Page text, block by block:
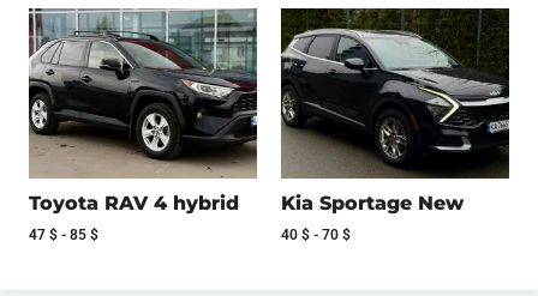
Toyota RAV 4 hybrid
47 $ - 85 $
Kia Sportage New
40 $ - 70 $